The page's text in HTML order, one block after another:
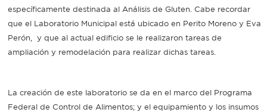
SUBE
específicamente destinada al Análisis de Gluten. Cabe recordar
que el Laboratorio Municipal está ubicado en Perito Moreno y Eva
Perón, y que al actual edificio se le realizaron tareas de
ampliación y remodelación para realizar dichas tareas.
La creación de este laboratorio se da en el marco del Programa
Federal de Control de Alimentos; y el equipamiento y los insumos